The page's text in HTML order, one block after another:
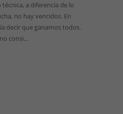
a diferencia de lo
no hay vencidos. En
decir que ganamos todos.
consi...